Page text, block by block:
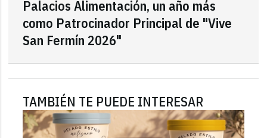
Palacios Alimentación, un año más
como Patrocinador Principal de "Vive
San Fermín 2026"
TAMBIÉN TE PUEDE INTERESAR